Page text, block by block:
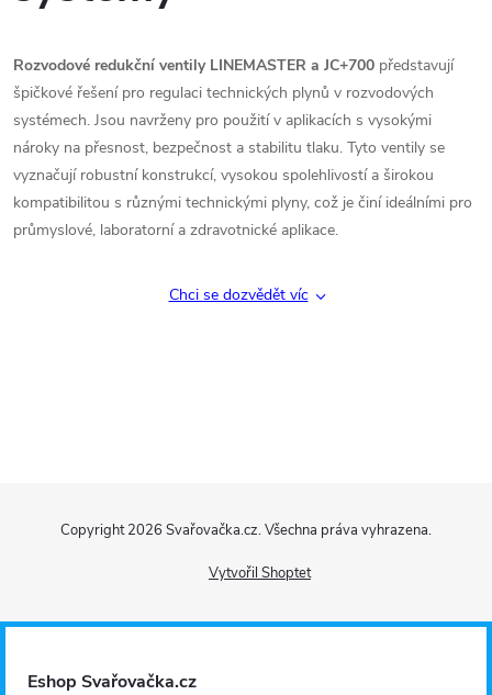
p
r
v
k
y
v
Rozvodové redukční ventily LINEMASTER a JC+700 představují
špičkové řešení pro regulaci technických plynů v rozvodových
systémech. Jsou navrženy pro použití v aplikacích s vysokými
nároky na přesnost, bezpečnost a stabilitu tlaku. Tyto ventily se
vyznačují robustní konstrukcí, vysokou spolehlivostí a širokou
kompatibilitou s různými technickými plyny, což je činí ideálními pro
průmyslové, laboratorní a zdravotnické aplikace.
Chci se dozvědět víc
p
Vytvořil Shoptet
Copyright 2026 Svařovačka.cz. Všechna práva vyhrazena.
Eshop Svařovačka.cz